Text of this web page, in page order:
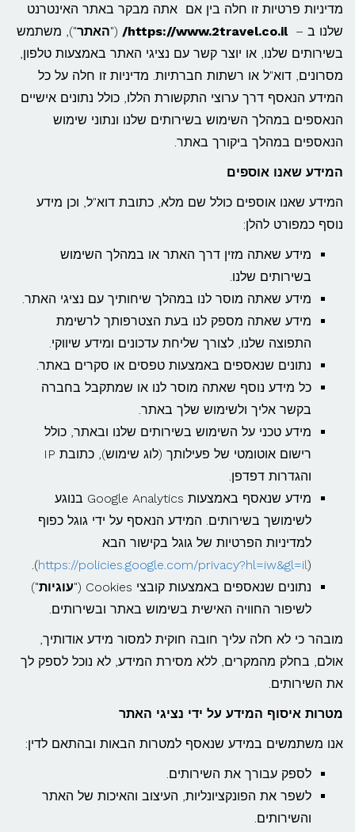
מדיניות פרטיות זו חלה בין אם אתה מבקר באתר האינטרנט
שלנו ב –https://www.2travel.co.il/
("האתר"), משתמש
בשירותים שלנו, או יוצר קשר עם נציגי האתר באמצעות טלפון,
מסרונים, דוא"ל או רשתות חברתיות. מדיניות זו חלה על כל
המידע הנאסף דרך ערוצי התקשורת הללו, כולל נתונים אישיים
הנאספים במהלך השימוש בשירותים שלנו ונתוני שימוש
הנאספים במהלך ביקורך באתר.
המידע שאנו אוספים
המידע שאנו אוספים כולל שם מלא, כתובת דוא"ל, וכן מידע
נוסף כמפורט להלן:
מידע שאתה מזין דרך האתר או במהלך השימוש
בשירותים שלנו.
מידע שאתה מוסר לנו במהלך שיחותיך עם נציגי האתר.
מידע שאתה מספק לנו בעת הצטרפותך לרשימת
התפוצה שלנו, לצורך שליחת עדכונים ומידע שיווקי.
נתונים שנאספים באמצעות טפסים או סקרים באתר.
כל מידע נוסף שאתה מוסר לנו או שמתקבל בחברה
בקשר אליך ולשימוש שלך באתר.
מידע טכני על השימוש בשירותים שלנו ובאתר, כולל
רישום אוטומטי של פעילותך (לוג שימוש), כתובת IP
והגדרות דפדפן.
מידע שנאסף באמצעות Google Analytics בנוגע
לשימושך בשירותים. המידע הנאסף על ידי גוגל כפוף
למדיניות הפרטיות של גוגל בקישור הבא
(
https://policies.google.com/privacy?hl=iw&gl=il
).
נתונים שנאספים באמצעות קובצי Cookies ("
עוגיות")
לשיפור החוויה האישית בשימוש באתר ובשירותים.
מובהר כי לא חלה עליך חובה חוקית למסור מידע אודותיך,
אולם, בחלק מהמקרים, ללא מסירת המידע, לא נוכל לספק לך
את השירותים.
מטרות איסוף המידע על ידי נציגי האתר
אנו משתמשים במידע שנאסף למטרות הבאות ובהתאם לדין:
לספק עבורך את השירותים.
לשפר את הפונקציונליות, העיצוב והאיכות של האתר
והשירותים.